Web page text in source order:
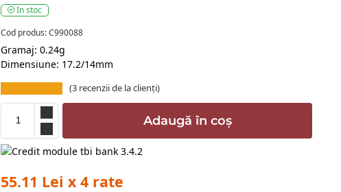
In stoc
Cod produs: C990088
Gramaj: 0.24g
Dimensiune: 17.2/14mm
(3recenzii de la clienți)
Adaugă în coș
55.11 Lei x 4 rate